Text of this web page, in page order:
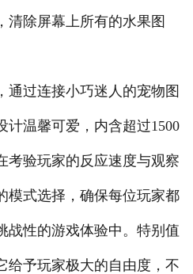
清除屏幕上所有的水果图
过连接小巧迷人的宠物图
计温馨可爱，内含超过1500
考验玩家的反应速度与观察
模式选择，确保每位玩家都
战性的游戏体验中。特别值
给予玩家极大的自由度，不